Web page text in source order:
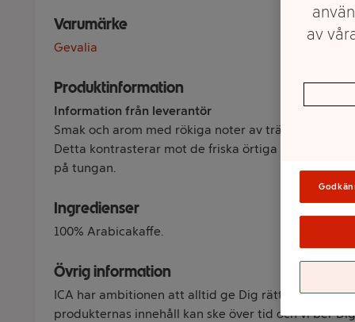
Varumärke
Gevalia
Produktinformation
Information från leverantör
Smak och arom med rökiga noter av trä samt
Detta kontrasterar mot de friska örtiga smakerna
på tungan.
Ingredienser
100% Arabicakaffe.
Övrig information
ICA har ambitionen att alltid ge Dig rätt
produkternas innehåll kan ske över tid och vi ber
av